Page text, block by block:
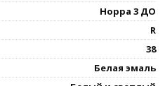
Норра 3 ДО
R
38
Белая эмаль